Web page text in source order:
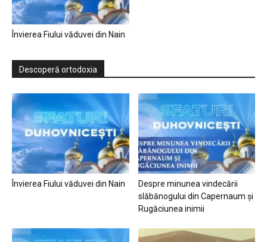
Învierea Fiului văduvei din Nain
Descoperă ortodoxia
Învierea Fiului văduvei din Nain
Despre minunea vindecării
slăbănogului din Capernaum și
Rugăciunea inimii